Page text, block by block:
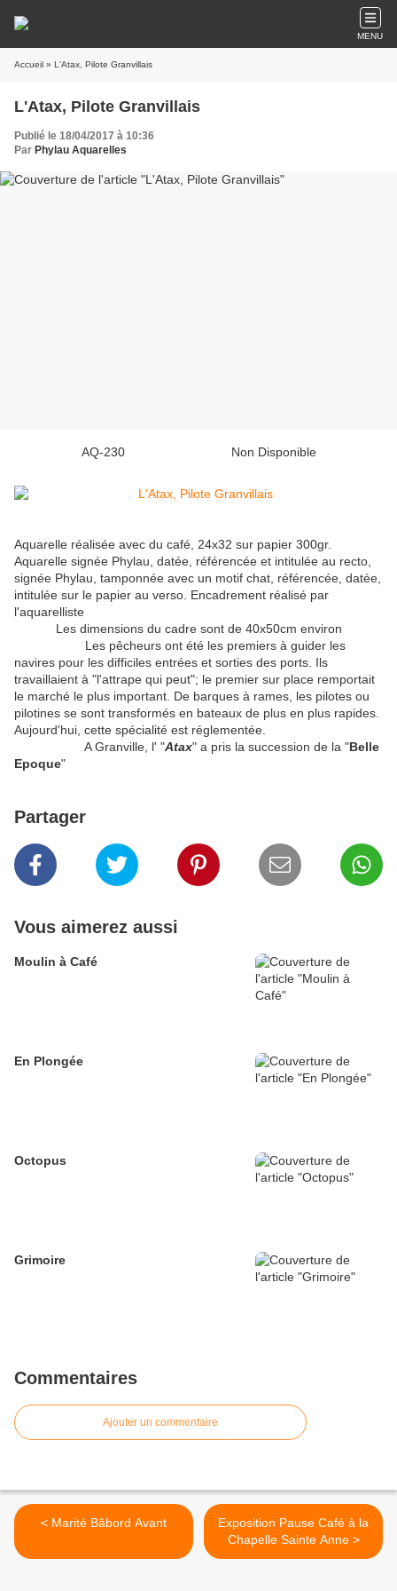
MENU
Accueil » L'Atax, Pilote Granvillais
L'Atax, Pilote Granvillais
Publié le 18/04/2017 à 10:36
Par Phylau Aquarelles
AQ-230 Non Disponible
Aquarelle réalisée avec du café, 24x32 sur papier 300gr.
Aquarelle signée Phylau, datée, référencée et intitulée au recto,
signée Phylau, tamponnée avec un motif chat, référencée, datée,
intitulée sur le papier au verso. Encadrement réalisé par
l'aquarelliste
Les dimensions du cadre sont de 40x50cm environ
Les pêcheurs ont été les premiers à guider les
navires pour les difficiles entrées et sorties des ports. Ils
travaillaient à "l'attrape qui peut"; le premier sur place remportait
le marché le plus important. De barques à rames, les pilotes ou
pilotines se sont transformés en bateaux de plus en plus rapides.
Aujourd'hui, cette spécialité est réglementée.
A Granville, l' "Atax" a pris la succession de la "Belle
Epoque"
Partager
Vous aimerez aussi
Moulin à Café
En Plongée
Octopus
Grimoire
Commentaires
Ajouter un commentaire
< Marité Bâbord Avant
Exposition Pause Café à la
Chapelle Sainte Anne >